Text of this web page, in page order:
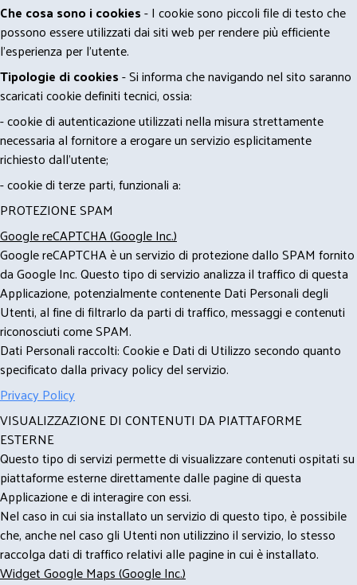
Che cosa sono i cookies- I cookie sono piccoli file di testo che
possono essere utilizzati dai siti web per rendere più efficiente
l'esperienza per l'utente.
Tipologie di cookies- Si informa che navigando nel sito saranno
scaricati cookie definiti tecnici, ossia:
- cookie di autenticazione utilizzati nella misura strettamente
necessaria al fornitore a erogare un servizio esplicitamente
richiesto dall'utente;
- cookie di terze parti, funzionali a:
PROTEZIONE SPAM
Google reCAPTCHA (Google Inc.)
Google reCAPTCHA è un servizio di protezione dallo SPAM fornito
da Google Inc. Questo tipo di servizio analizza il traffico di questa
Applicazione, potenzialmente contenente Dati Personali degli
Utenti, al fine di filtrarlo da parti di traffico, messaggi e contenuti
riconosciuti come SPAM.
Dati Personali raccolti: Cookie e Dati di Utilizzo secondo quanto
specificato dalla privacy policy del servizio.
Privacy Policy
VISUALIZZAZIONE DI CONTENUTI DA PIATTAFORME
ESTERNE
Questo tipo di servizi permette di visualizzare contenuti ospitati su
piattaforme esterne direttamente dalle pagine di questa
Applicazione e di interagire con essi.
Nel caso in cui sia installato un servizio di questo tipo, è possibile
che, anche nel caso gli Utenti non utilizzino il servizio, lo stesso
raccolga dati di traffico relativi alle pagine in cui è installato.
Widget Google Maps (Google Inc.)